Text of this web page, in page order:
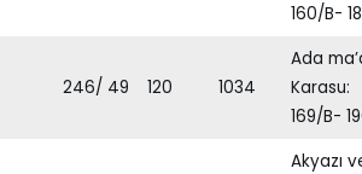
160/B-
246/ 49 120 1034
Ada
Karasu:
169/B-
Akyazı